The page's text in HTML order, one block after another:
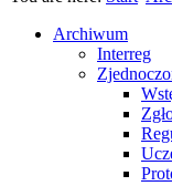
Archiwum
Interreg